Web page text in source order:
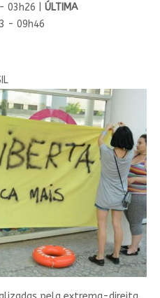
03h26 | ÚLTIMA
- 09h46